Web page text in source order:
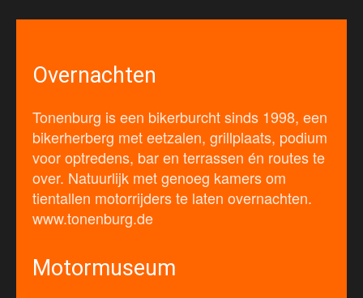
Overnachten
Tonenburg is een bikerburcht sinds 1998, een
bikerherberg met eetzalen, grillplaats, podium
voor optredens, bar en terrassen én routes te
over. Natuurlijk met genoeg kamers om
tientallen motorrijders te laten overnachten.
www.tonenburg.de
Motormuseum